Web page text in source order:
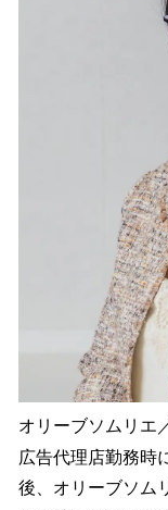
オリーブソムリエ
広告代理店勤務時
後、オリーブソム